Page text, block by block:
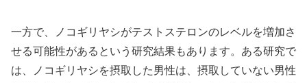
一方で、ノコギリヤシがテストステロンのレベルを増加さ
せる可能性があるという研究結果もあります。ある研究で
は、ノコギリヤシを摂取した男性は、摂取していない男性